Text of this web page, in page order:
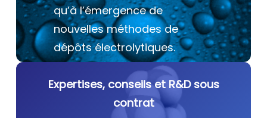
qu’à l’émergence de
nouvelles méthodes de
dépôts électrolytiques.
Expertises, conseils et R&D sous
contrat